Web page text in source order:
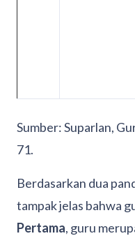
Sumber: Suparlan,
71.
Berdasarkan dua
tampak jelas bahwa
Pertama, guru